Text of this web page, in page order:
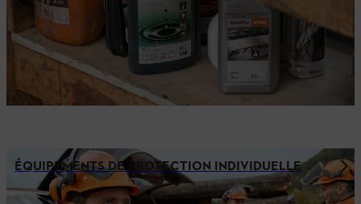
ÉQUIPEMENTS DE PROTECTION INDIVIDUELLE